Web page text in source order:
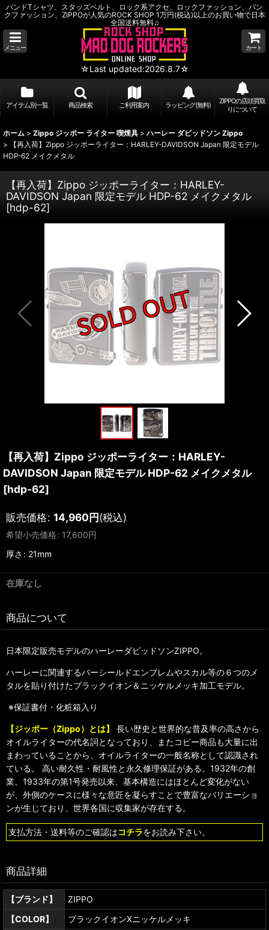
バンドTシャツ、スタッズベルト、ロック系アクセ、ロックファッション、パン
クファッション、ZIPPOが人気のROCK SHOP 1万円(税込)以上のお買い物で日本
全国送料無料♫
メニュー
☆Last updated:2026.8.7☆
カート
アイテム別一覧 商品検索 ご利用案内 ラッピング(無料)
ZIPPOの店頭買取
りについて
ホーム > Zippo ジッポー ライター 喫煙具 > ハーレー ダビッドソン Zippo
>
【再入荷】Zippo ジッポーライター：HARLEY-DAVIDSON Japan 限定モデル
HDP-62 メイクメタル
【再入荷】Zippo ジッポーライター：HARLEY-
DAVIDSON Japan 限定モデル HDP-62 メイクメタル
[hdp-62]
【再入荷】Zippo ジッポーライター：HARLEY-
DAVIDSON Japan 限定モデル HDP-62 メイクメタル
[hdp-62]
販売価格: 14,960円(税込)
希望小売価格: 17,600円
厚さ : 21mm
在庫なし
商品について
日本限定販売モデルのハーレーダビッドソンZIPPO。
ハーレーに関連するバーシールドエンブレムやスカル等の６つのメ
タルを貼り付けたブラックイオン＆ニッケルメッキ加工モデル。
※保証書付・化粧箱入り
【ジッポー（Zippo）とは】
長い歴史と世界的な普及率の高さから
オイルライターの代名詞となっており、またコピー商品も大量に出
まわっていることから、オイルライターの一般名称として認識され
ている。 高い耐久性・耐風性と永久修理保証がある。1932年の創
業、1933年の第1号発売以来、基本構造にはほとんど変化がない
が、外側のケースに様々な意匠を凝らすことで豊富なバリエーショ
ンが生じており、世界各国に収集家が存在する。
支払方法・送料等のご確認はコチラをお読み下さい。
商品詳細
【ブランド】
ZIPPO
【COLOR】
ブラックイオンXニッケルメッキ